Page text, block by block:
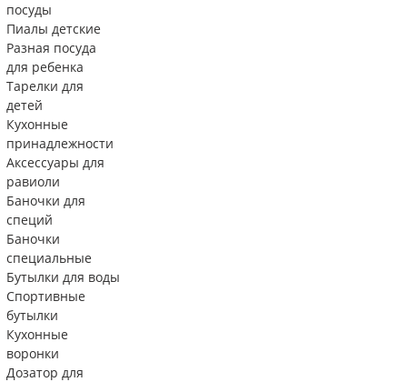
посуды
Пиалы детские
Разная посуда
для ребенка
Тарелки для
детей
Кухонные
принадлежности
Аксессуары для
равиоли
Баночки для
специй
Баночки
специальные
Бутылки для воды
Спортивные
бутылки
Кухонные
воронки
Дозатор для